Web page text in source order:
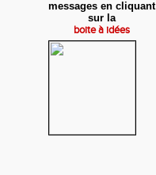
messages en cliquant
sur la
boite à idées